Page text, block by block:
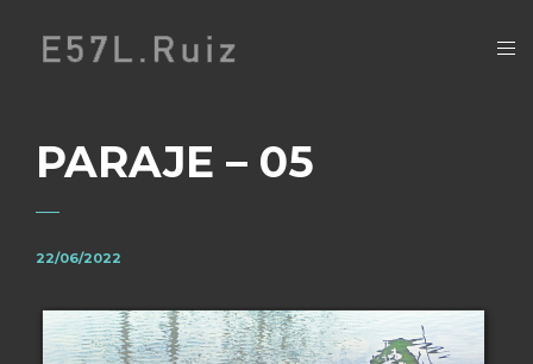
PARAJE – 05
22/06/2022